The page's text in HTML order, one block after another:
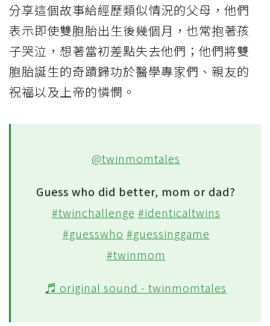
分享這個故事給經歷類似情況的父母，他們
表示即使雙胞胎出生後幾個月，也常抱著孩
子哭泣，想著當初差點失去他們；他們將雙
胞胎誕生的奇蹟歸功於醫學專家們、親友的
祝福以及上帝的憐憫。
@twinmomtales
Guess who did better, mom or dad?
#twinchallenge #identicaltwins
#guesswho #guessinggame
#twinmom
♬ original sound - twinmomtales